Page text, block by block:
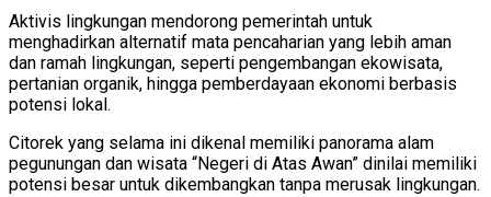
Aktivis lingkungan mendorong pemerintah untuk
menghadirkan alternatif mata pencaharian yang lebih aman
dan ramah lingkungan, seperti pengembangan ekowisata,
pertanian organik, hingga pemberdayaan ekonomi berbasis
potensi lokal.
Citorek yang selama ini dikenal memiliki panorama alam
pegunungan dan wisata “Negeri di Atas Awan” dinilai memiliki
potensi besar untuk dikembangkan tanpa merusak lingkungan.